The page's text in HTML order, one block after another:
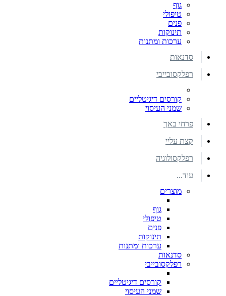
גוף
טיפולי
פנים
תינוקות
ערכות ומתנות
סדנאות
רפלקסובייבי
קורסים דיגיטליים
שמני העיסוי
פרחי באך
קצת עליי
רפלקסולוגיה
עוד...
מוצרים
גוף
טיפולי
פנים
תינוקות
ערכות ומתנות
סדנאות
רפלקסובייבי
קורסים דיגיטליים
שמני העיסוי